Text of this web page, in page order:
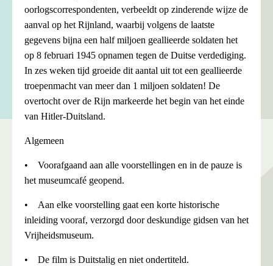
oorlogscorrespondenten, verbeeldt op zinderende wijze de
aanval op het Rijnland, waarbij volgens de laatste
gegevens bijna een half miljoen geallieerde soldaten het
op 8 februari 1945 opnamen tegen de Duitse verdediging.
In zes weken tijd groeide dit aantal uit tot een geallieerde
troepenmacht van meer dan 1 miljoen soldaten! De
overtocht over de Rijn markeerde het begin van het einde
van Hitler-Duitsland.
Algemeen
• Voorafgaand aan alle voorstellingen en in de pauze is
het museumcafé geopend.
• Aan elke voorstelling gaat een korte historische
inleiding vooraf, verzorgd door deskundige gidsen van het
Vrijheidsmuseum.
• De film is Duitstalig en niet ondertiteld.